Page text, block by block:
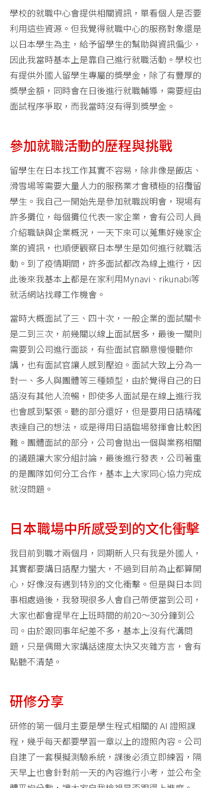
學校的就職中心會提供相關資訊，單看個人是否要
利用這些資源。但我覺得就職中心的服務對象還是
以日本學生為主，給予留學生的幫助與資訊偏少，
因此我當時基本上是靠自己進行就職活動。學校也
有提供外國人留學生專屬的獎學金，除了有豐厚的
獎學金額，同時會在日後進行就職輔導，需要經由
面試程序爭取，而我當時沒有得到獎學金。
參加就職活動的歷程與挑戰
留學生在日本找工作其實不容易，除非像是飯店、
滑雪場等需要大量人力的服務業才會積極的招攬留
學生。我自己一開始先是參加就職說明會，現場有
許多攤位，每個攤位代表一家企業，會有公司人員
介紹職缺與企業概況，一天下來可以蒐集好幾家企
業的資訊，也順便觀察日本學生是如何進行就職活
動。到了疫情期間，許多面試都改為線上進行，因
此後來我基本上都是在家利用Mynavi、rikunabi等
就活網站找尋工作機會。
當時大概面試了三、四十次，一般企業的面試關卡
是二到三次，前幾關以線上面試居多，最後一關則
需要到公司進行面談，有些面試官願意慢慢聽你
講，也有面試官讓人感到壓迫。面試大致上分為一
對一、多人與團體等三種類型，由於覺得自己的日
語沒有其他人流暢，即使多人面試是在線上進行我
也會感到緊張。聽的部分還好，但是要用日語精確
表達自己的想法，或是得用日語臨場發揮會比較困
難。團體面試的部分，公司會拋出一個與業務相關
的議題讓大家分組討論，最後進行發表，公司著重
的是團隊如何分工合作，基本上大家同心協力完成
就沒問題。
日本職場中所感受到的文化衝擊
我目前到職才兩個月，同期新人只有我是外國人，
其實都要講日語壓力蠻大，不過到目前為止都算開
心，好像沒有遇到特別的文化衝擊。但是與日本同
事相處過後，我發現很多人會自己帶便當到公司，
大家也都會提早在上班時間的前20～30分鐘到公
司。由於跟同事年紀差不多，基本上沒有代溝問
題，只是偶爾大家講話速度太快又夾雜方言，會有
點聽不清楚。
研修分享
研修的第一個月主要是學生程式相關的 AI 證照課
程，幾乎每天都要學習一章以上的證照內容。公司
自建了一套模擬測驗系統，課後必須立即練習，隔
天早上也會針對前一天的內容進行小考，並公布全